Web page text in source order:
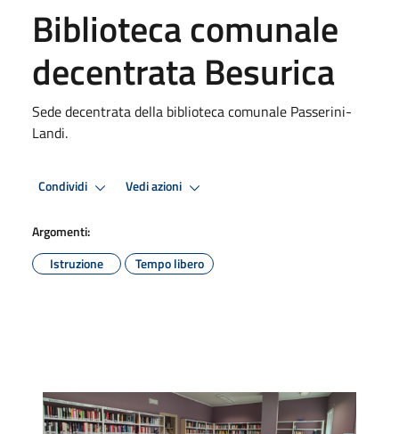
Biblioteca comunale
decentrata Besurica
Sede decentrata della biblioteca comunale Passerini-
Landi.
Condividi Vedi azioni
Argomenti:
Istruzione
Tempo libero